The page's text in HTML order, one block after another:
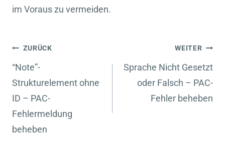
im Voraus zu vermeiden.
Beitragsnavigation
ZURÜCK
“Note”-
Strukturelement ohne
ID – PAC-
Fehlermeldung
beheben
WEITER
Sprache Nicht Gesetzt
oder Falsch – PAC-
Fehler beheben